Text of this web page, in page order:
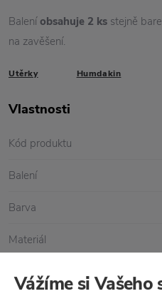
Baleníobsahuje 2 ks stejně
na zavěšení.
Utěrky Humdakin
Vlastnosti
Kód produktu
Balení
Barva
Materiál
Péče
Vážíme si Vašeho